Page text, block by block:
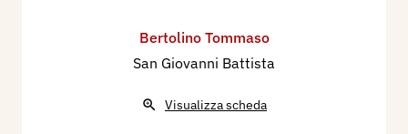
Bertolino Tommaso
San Giovanni Battista
Visualizza scheda